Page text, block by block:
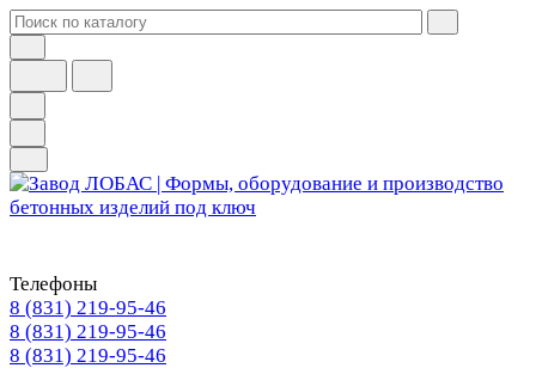
Телефоны
8 (831) 219-95-46
8 (831) 219-95-46
8 (831) 219-95-46